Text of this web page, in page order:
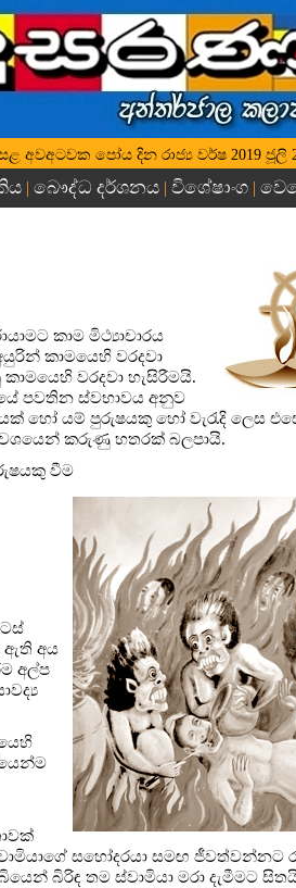
අවඅටවක පෝය දින රාජ්‍ය වර්ෂ 2019 ජූලි
| බෞද්ධ දර්ශනය | විශේෂාංග |
කාම මිථ්‍යාචාරය
කාමයෙහි වරදවා
වරදවා හැසිරීමයි.
පවතින ස්වභාවය අනුව
හෝ යම් පුරුෂයකු හෝ වැරැදි ලෙස
කරුණු හතරක් බලපායි.
වීම
ඇති අය
අල්ප
සහෝදරයා සමඟ ජීවත්වන්නට
බිරිඳ තම ස්වාමියා මරා දැමීමට